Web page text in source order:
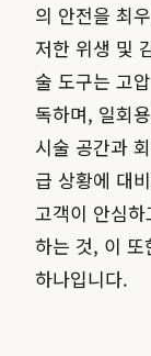
의 안전을 최
저한 위생 및
술 도구는 고
독하며, 일회
시술 공간과
급 상황에 대
고객이 안심
하는 것, 이 또
하나입니다.